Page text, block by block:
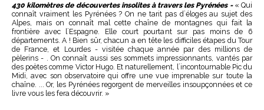
430 kilomètres de découvertes insolites à travers les Pyrénées - « Qui
connaît vraiment les Pyrénées ? On ne tarit pas d`éloges au sujet des
Alpes, mais on connaît mal cette chaîne de montagnes qui fait la
frontière avec l´Espagne. Elle court pourtant sur pas moins de 6
départements. A ! Bien sûr, chacun a en tête les difficiles étapes du Tour
de France, et Lourdes - visitée chaque année par des millions de
pèlerins - . On connaît aussi ses sommets impressionnants, vantés par
des poètes comme Victor Hugo. Et naturellement, l´incontournable Pic du
Midi, avec son observatoire qui offre une vue imprenable sur toute la
chaîne. ... Or, les Pyrénées regorgent de merveilles insoupçonnées et ce
livre vous les fera découvrir. »